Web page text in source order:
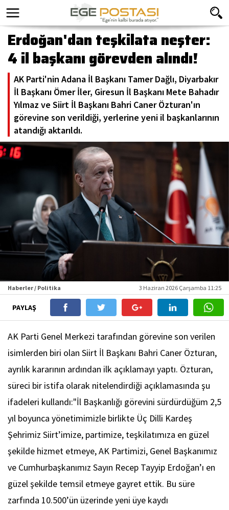
Erdoğan'dan teşkilata neşter:
4 il başkanı görevden alındı!
AK Parti'nin Adana İl Başkanı Tamer Dağlı, Diyarbakır
İl Başkanı Ömer İler, Giresun İl Başkanı Mete Bahadır
Yılmaz ve Siirt İl Başkanı Bahri Caner Özturan'ın
görevine son verildiği, yerlerine yeni il başkanlarının
atandığı aktarıldı.
Haberler / Politika 3 Haziran 2026 Çarşamba 11:25
PAYLAŞ
AK Parti Genel Merkezi tarafından görevine son verilen
isimlerden biri olan Siirt İl Başkanı Bahri Caner Özturan,
ayrılık kararının ardından ilk açıklamayı yaptı. Özturan,
süreci bir istifa olarak nitelendirdiği açıklamasında şu
ifadeleri kullandı:"İl Başkanlığı görevini sürdürdüğüm 2,5
yıl boyunca yönetimimizle birlikte Üç Dilli Kardeş
Şehrimiz Siirt’imize, partimize, teşkilatımıza en güzel
şekilde hizmet etmeye, AK Partimizi, Genel Başkanımız
ve Cumhurbaşkanımız Sayın Recep Tayyip Erdoğan’ı en
güzel şekilde temsil etmeye gayret ettik. Bu süre
zarfında 10.500’ün üzerinde yeni üye kaydı